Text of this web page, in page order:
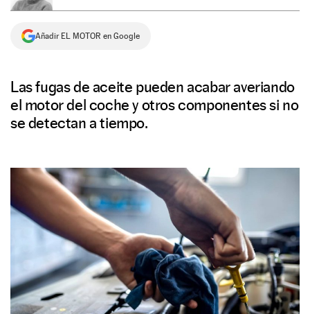
Añadir EL MOTOR en Google
Las fugas de aceite pueden acabar averiando
el motor del coche y otros componentes si no
se detectan a tiempo.